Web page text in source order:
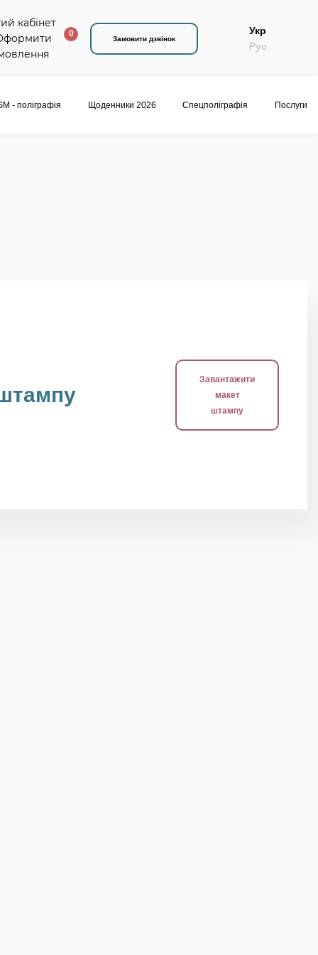
0 Замовити дзвінок
Укр
Рус
- поліграфія Щоденники 2026 Спецполіграфія Послуги
Завантажити
макет
штампу